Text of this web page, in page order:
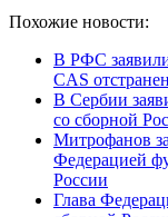
Похожие новости:
В РФС заявили
CAS
В Сербии
со сборной
Митрофанов
Федерацией
России
Глава